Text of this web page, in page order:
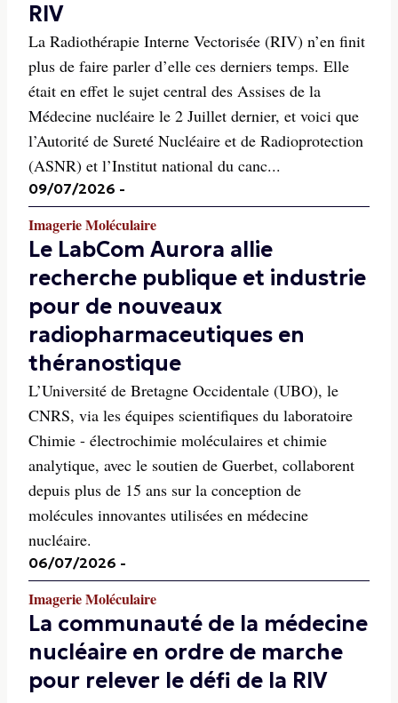
RIV
La Radiothérapie Interne Vectorisée (RIV) n’en finit
plus de faire parler d’elle ces derniers temps. Elle
était en effet le sujet central des Assises de la
Médecine nucléaire le 2 Juillet dernier, et voici que
l’Autorité de Sureté Nucléaire et de Radioprotection
(ASNR) et l’Institut national du canc...
09/07/2026 -
Imagerie Moléculaire
Le LabCom Aurora allie
recherche publique et industrie
pour de nouveaux
radiopharmaceutiques en
théranostique
L’Université de Bretagne Occidentale (UBO), le
CNRS, via les équipes scientifiques du laboratoire
Chimie - électrochimie moléculaires et chimie
analytique, avec le soutien de Guerbet, collaborent
depuis plus de 15 ans sur la conception de
molécules innovantes utilisées en médecine
nucléaire.
06/07/2026 -
Imagerie Moléculaire
La communauté de la médecine
nucléaire en ordre de marche
pour relever le défi de la RIV